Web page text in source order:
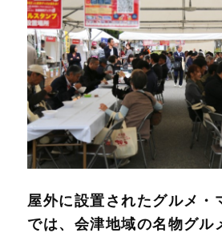
屋外に設置されたグルメ・
では、会津地域の名物グル